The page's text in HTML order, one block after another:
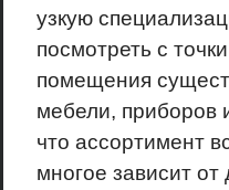
узкую
посмотреть с
помещения
мебели, приборов
что ассортимент
многое зависит